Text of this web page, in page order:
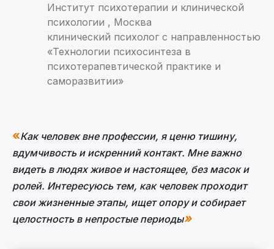
Институт психотерапии и клинической
психологии , Москва
клинический психолог с направленностью
«Технологии психосинтеза в
психотерапевтической практике и
саморазвитии»
«Как человек вне профессии, я ценю тишину,
вдумчивость и искренний контакт. Мне важно
видеть в людях живое и настоящее, без масок и
ролей. Интересуюсь тем, как человек проходит
свои жизненные этапы, ищет опору и собирает
целостность в непростые периоды»